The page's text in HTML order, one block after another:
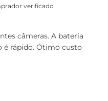
verificado
câmeras. A bateria
é rápido. Ótimo custo